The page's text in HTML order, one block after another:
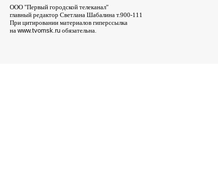
ООО "Первый городской телеканал"
главный редактор Светлана Шабалина т.900-111
При цитировании материалов гиперссылка
на www.tvomsk.ru обязательна.